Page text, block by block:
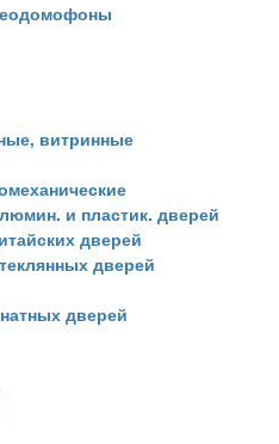
витринные
и пластик. дверей
дверей
дверей
дверей